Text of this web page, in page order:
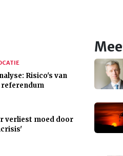
Risico's van
verliest moed door